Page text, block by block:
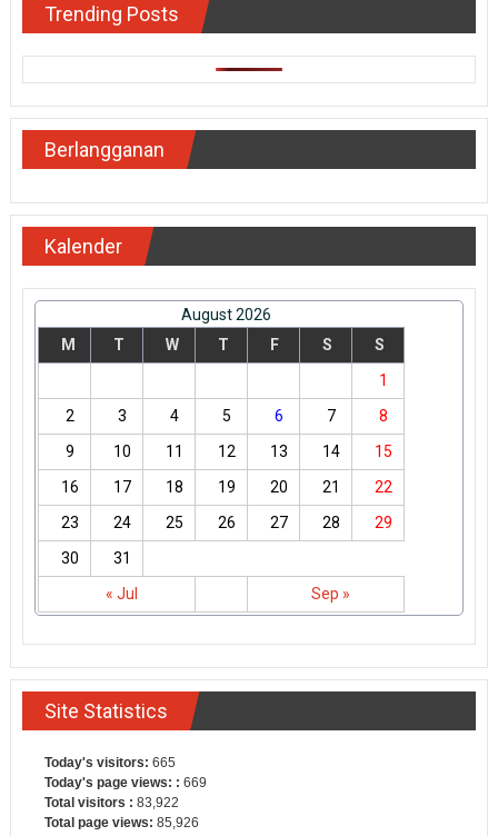
Trending Posts
Berlangganan
Kalender
August 2026
M
T W T F S S
« Jul Sep »
1
2
3 4 5 6 7
8
9
10 11 12 13 14
15
16
17 18 19 20 21
22
23
24 25 26 27 28
29
30
31
Site Statistics
Today's visitors: 665
Today's page views: : 669
Total visitors : 83,922
Total page views: 85,926